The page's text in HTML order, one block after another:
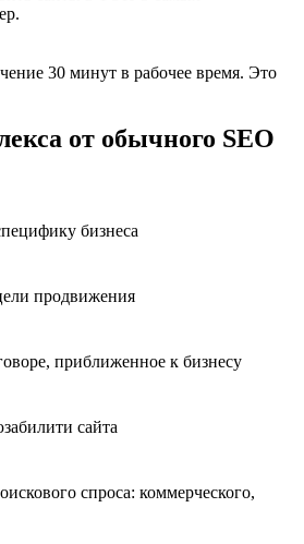
30 минут в рабочее время. Это
от обычного SEO
бизнеса
продвижения
приближенное к бизнесу
сайта
спроса: коммерческого,